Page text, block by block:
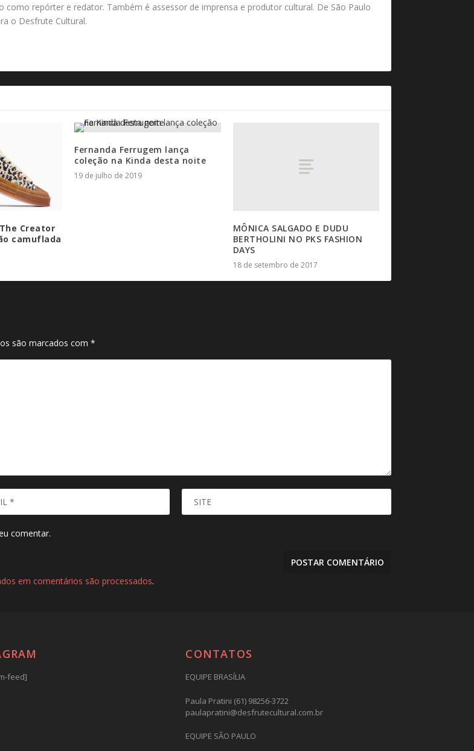
como repórter e redator. Também é assessor de imprensa e produtor cultural. De São Paulo
o Desfrute Cultural.
Creator
camuflada
Fernanda Ferrugem lança
coleção na Kinda desta noite
19 de julho de 2019
MÔNICA SALGADO E DUDU
BERTHOLINI NO PKS FASHION
DAYS
18 de setembro de 2017
são marcados com *
comentar.
em comentários são processados.
feed]
CONTATOS
EQUIPE BRASÍLIA
Paula Pratini (61) 98256-3722
paulapratini@desfrutecultural.com.br
EQUIPE SÃO PAULO